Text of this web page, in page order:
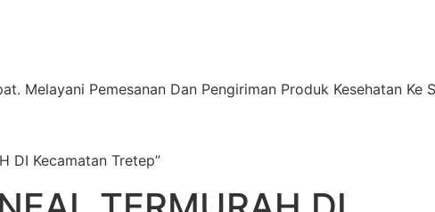
Melayani Pemesanan Dan Pengiriman Produk Kesehatan Ke
DI Kecamatan Tretep”